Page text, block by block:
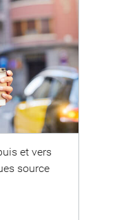
et vers
source